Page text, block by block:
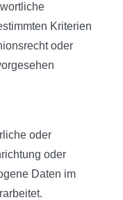
Kriterien
oder
oder
oder
Daten im